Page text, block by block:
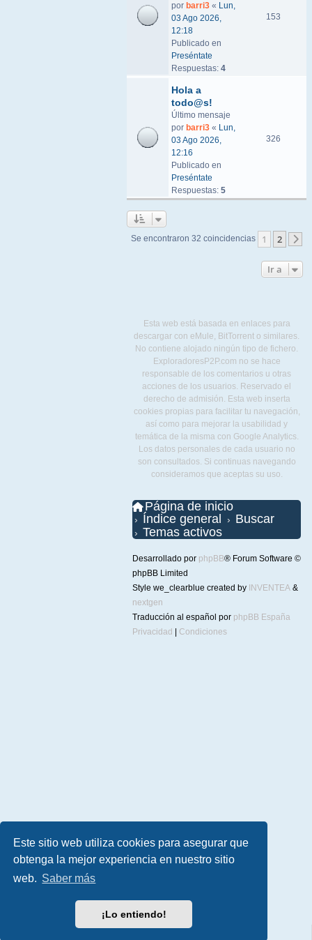
Este sitio web utiliza cookies para asegurar que
obtenga la mejor experiencia en nuestro sitio
web. Saber más
¡Lo entiendo!
por barri3 « Lun,
03 Ago 2026,
12:18
Publicado en
Preséntate
Respuestas: 4
153
Hola a
todo@s!
Último mensaje
por barri3 « Lun,
03 Ago 2026,
12:16
Publicado en
Preséntate
Respuestas: 5
326
Se encontraron 32 coincidencias 1 2
Ir a
Esta web está basada en enlaces para
descargar con eMule, BitTorrent o similares.
No contiene alojado ningún tipo de fichero.
ExploradoresP2P.com no se hace
responsable de los comentarios u otras
acciones de los usuarios. Reservado el
derecho de admisión. Esta web inserta
cookies propias para facilitar tu navegación,
así como para mejorar la usabilidad y
temática de la misma con Google Analytics.
Los datos personales de cada usuario no
son consultados. Si continuas navegando
consideramos que aceptas su uso.
Página de inicio
Índice general
Buscar
Temas activos
Desarrollado por phpBB® Forum Software ©
phpBB Limited
Style we_clearblue created by INVENTEA &
nextgen
Traducción al español por phpBB España
Privacidad
Condiciones